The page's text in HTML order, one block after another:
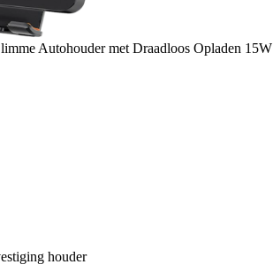
Autohouder met Draadloos Opladen 15W
houder